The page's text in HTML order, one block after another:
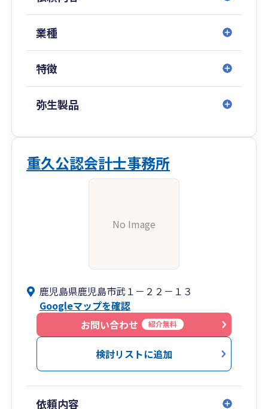
業種
特徴
弥生製品
重久公認会計士事務所
No Image
鹿児島県鹿児島市武１－２２－１３
Googleマップを確認
お問い合わせ
紹介無料
検討リストに追加
依頼内容